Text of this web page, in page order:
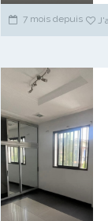
7 mois depuis